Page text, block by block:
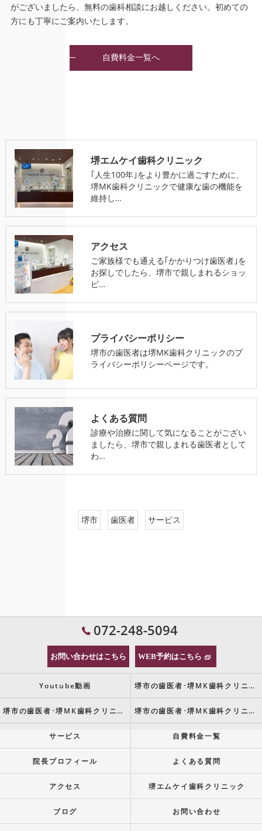
がございましたら、無料の歯科相談にお越しください。初めての
方にも丁寧にご案内いたします。
自費料金一覧へ
堺エムケイ歯科クリニック
｢人生100年｣をより豊かに過ごすために、
堺MK歯科クリニックで健康な歯の機能を
維持し…
アクセス
ご家族様でも通える｢かかりつけ歯医者｣を
お探しでしたら、堺市で親しまれるショッ
ピ…
プライバシーポリシー
堺市の歯医者は堺MK歯科クリニックのプ
ライバシーポリシーページです。
よくある質問
診療や治療に関して気になることがござい
ましたら、堺市で親しまれる歯医者として
わ…
堺市 歯医者 サービス
072-248-5094
お問い合わせはこちら WEB予約はこちら
Youtube動画 堺市の歯医者･堺MK歯科クリニックの口コミ情報
堺市の歯医者･堺MK歯科クリニックの評判 堺市の歯医者･堺MK歯科クリニックのお客様の声
サービス 自費料金一覧
院長プロフィール よくある質問
アクセス 堺エムケイ歯科クリニック
ブログ お問い合わせ